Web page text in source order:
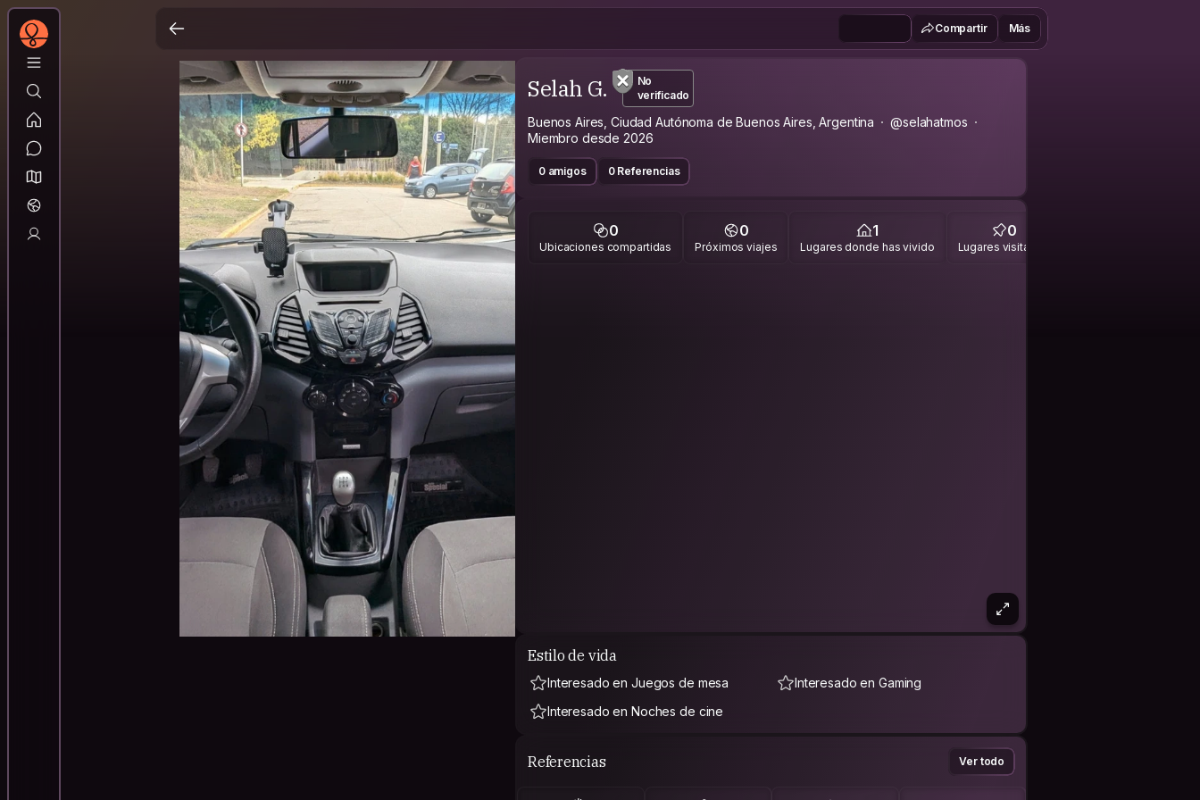
Compartir Más
Selah G.
No
verificado
Buenos Aires, Ciudad Autónoma de Buenos Aires, Argentina
@selahatmos
Miembro desde 2026
0 amigos 0 Referencias
0
Ubicaciones compartidas
0
Próximos viajes
1
Lugares donde has vivido
0
Lugares visitados
Estilo de vida
Interesado en Juegos de mesa
Interesado en Gaming
Interesado en Noches de cine
Referencias Ver todo